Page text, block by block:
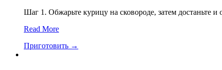
Шаг 1. Обжарьте курицу на сковороде, затем достаньте и
Read More
Приготовить →